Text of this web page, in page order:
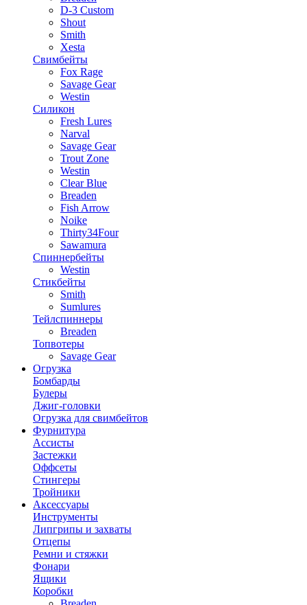
D-3 Custom
Shout
Smith
Xesta
Свимбейты
Fox Rage
Savage Gear
Westin
Силикон
Fresh Lures
Narval
Savage Gear
Trout Zone
Westin
Clear Blue
Breaden
Fish Arrow
Noike
Thirty34Four
Sawamura
Спиннербейты
Westin
Стикбейты
Smith
Sumlures
Тейлспиннеры
Breaden
Топвотеры
Savage Gear
Огрузка
Бомбарды
Булеры
Джиг-головки
Огрузка для свимбейтов
Фурнитура
Ассисты
Застежки
Оффсеты
Стингеры
Тройники
Аксессуары
Инструменты
Липгрипы и захваты
Отцепы
Ремни и стяжки
Фонари
Ящики
Коробки